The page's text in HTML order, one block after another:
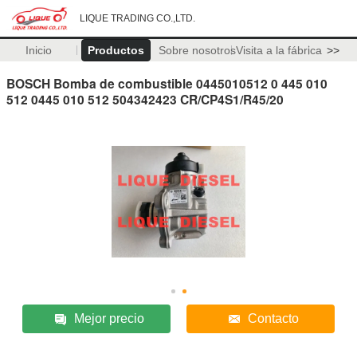
LIQUE TRADING CO.,LTD.
Inicio Productos Sobre nosotrosVisita a la fábrica >>
BOSCH Bomba de combustible 0445010512 0 445 010
512 0445 010 512 504342423 CR/CP4S1/R45/20
Mejor precio Contacto